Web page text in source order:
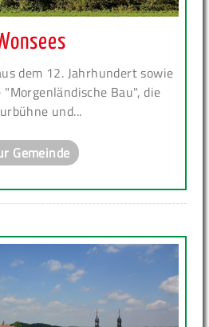
dem 12. Jahrhundert sowie
Bau", die
und...
Gemeinde